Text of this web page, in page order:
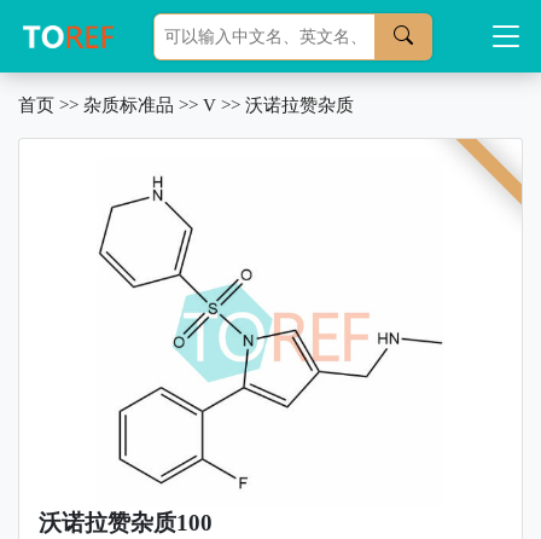
首页 >> 杂质标准品 >> V >> 沃诺拉赞杂质
沃诺拉赞杂质100